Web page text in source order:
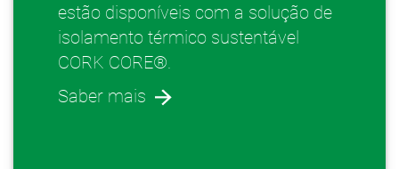
estão disponíveis com a solução de
isolamento térmico sustentável
CORK CORE®.
Saber mais